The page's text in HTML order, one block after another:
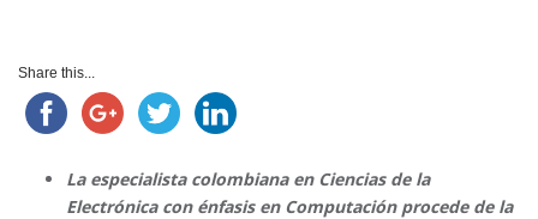
Share this...
La especialista colombiana en Ciencias de la
Electrónica con énfasis en Computación procede de la